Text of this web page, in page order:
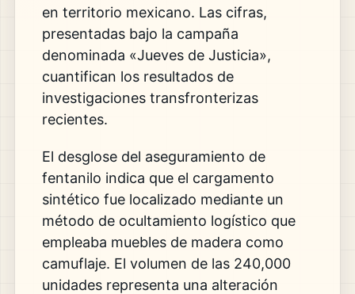
en territorio mexicano. Las cifras,
presentadas bajo la campaña
denominada «Jueves de Justicia»,
cuantifican los resultados de
investigaciones transfronterizas
recientes.
El desglose del aseguramiento de
fentanilo indica que el cargamento
sintético fue localizado mediante un
método de ocultamiento logístico que
empleaba muebles de madera como
camuflaje. El volumen de las 240,000
unidades representa una alteración